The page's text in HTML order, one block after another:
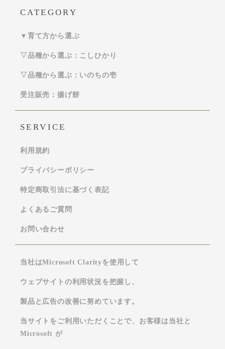
CATEGORY
▼育て方から選ぶ
▽品種から選ぶ：こしひかり
▽品種から選ぶ：いのちの壱
受注販売：揚げ餅
SERVICE
利用規約
プライバシーポリシー
特定商取引法に基づく表記
よくあるご質問
お問い合わせ
当社はMicrosoft Clarityを使用して
ウェブサイトの利用状況を把握し、
製品と広告の改善に努めています。
当サイトをご利用いただくことで、お客様は当社と
Microsoft が